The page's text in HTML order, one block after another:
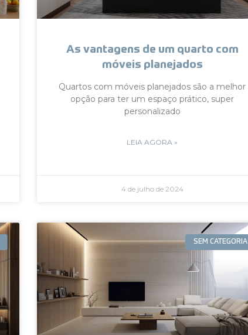
As vantagens de um quarto com
móveis planejados
Quartos com móveis planejados são a melhor
opção para ter um espaço prático, super
personalizado
LEIA AGORA »
4 de julho de 2024
SEM CATEGORIA